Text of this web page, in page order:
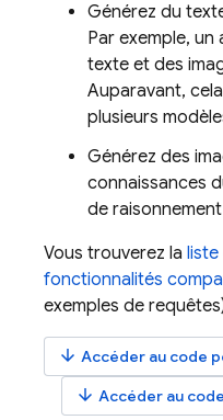
Générez du
Par exemple,
texte et des
Auparavant,
plusieurs
Générez des
connaissances
de
Vous trouverez la
fonctionnalités
exemples de
arrow_downward Accéder au code
arrow_downward Accéder au